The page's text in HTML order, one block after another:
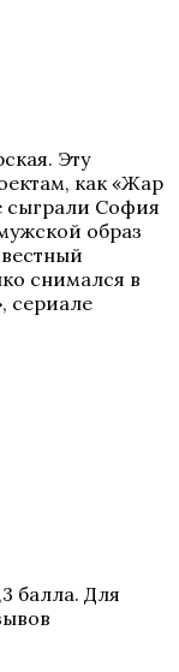
Эту
как «Жар
сыграли София
образ
снимался в
сериале
балла. Для